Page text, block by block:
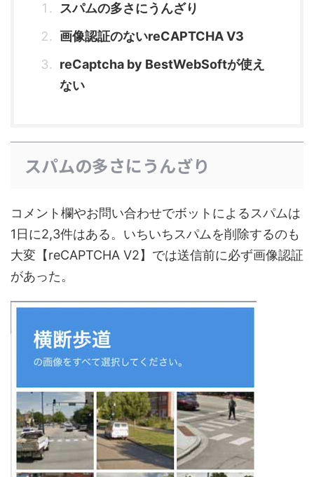
スパムの多さにうんざり
画像認証のないreCAPTCHA V3
reCaptcha by BestWebSoftが使え
ない
スパムの多さにうんざり
コメント欄やお問い合わせでボットによるスパムは
1日に2,3件はある。いちいちスパムを削除するのも
大変【reCAPTCHA V2】では送信前に必ず画像認証
があった。